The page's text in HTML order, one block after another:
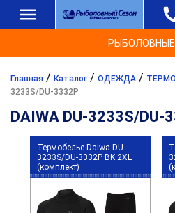
Главная / Каталог / ОДЕЖДА /
3233S/DU-3332P
DAIWA DU-3233S/DU-
Термобелье Daiwa DU-
3233S/DU-3332P BK 2XL
(комплект)